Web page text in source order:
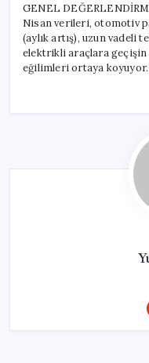
GENEL
Nisan verileri, otomotiv
(aylık artış), uzun vadeli
elektrikli araçlara geçişin
eğilimleri ortaya koyuyor.